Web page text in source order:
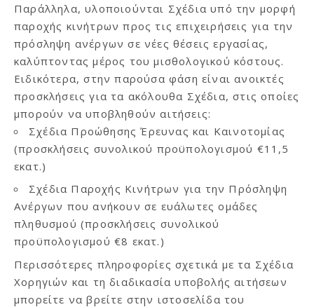
Παράλληλα, υλοποιούνται Σχέδια υπό την μορφή
παροχής κινήτρων προς τις επιχειρήσεις για την
πρόσληψη ανέργων σε νέες θέσεις εργασίας,
καλύπτοντας μέρος του μισθολογικού κόστους.
Ειδικότερα, στην παρούσα φάση είναι ανοικτές
προσκλήσεις για τα ακόλουθα Σχέδια, στις οποίες
μπορούν να υποβληθούν αιτήσεις:
Σχέδια Προώθησης Έρευνας και Καινοτομίας
(προσκλήσεις συνολικού προϋπολογισμού €11,5
εκατ.)
Σχέδια Παροχής Κινήτρων για την Πρόσληψη
Ανέργων που ανήκουν σε ευάλωτες ομάδες
πληθυσμού (προσκλήσεις συνολικού
προϋπολογισμού €8 εκατ.)
Περισσότερες πληροφορίες σχετικά με τα Σχέδια
Χορηγιών και τη διαδικασία υποβολής αιτήσεων
μπορείτε να βρείτε στην ιστοσελίδα του